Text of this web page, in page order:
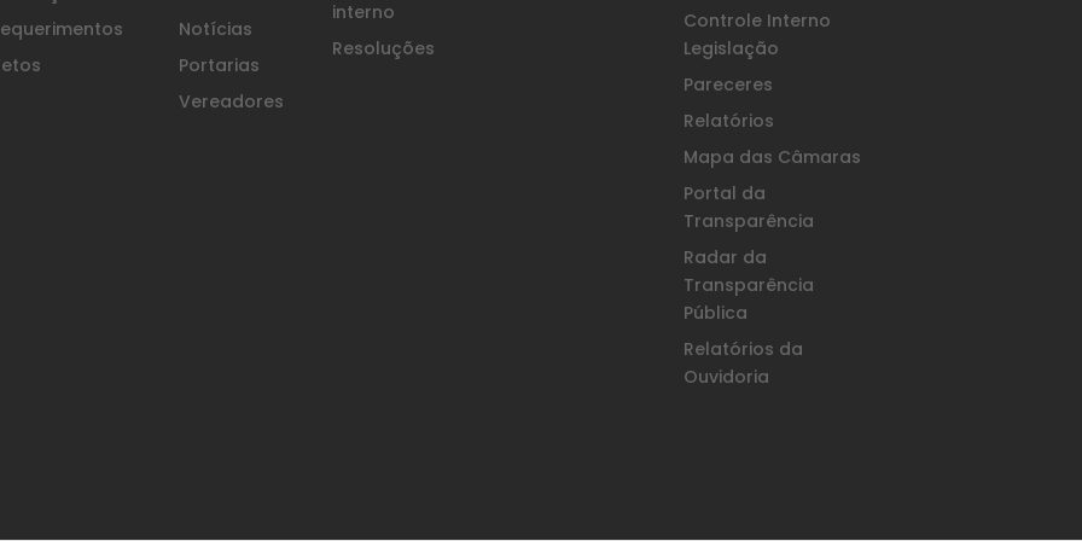
Notícias
Portarias
Vereadores
interno
Resoluções
Controle Interno
Legislação
Pareceres
Relatórios
Mapa das Câmaras
Portal da
Transparência
Radar da
Transparência
Pública
Relatórios da
Ouvidoria